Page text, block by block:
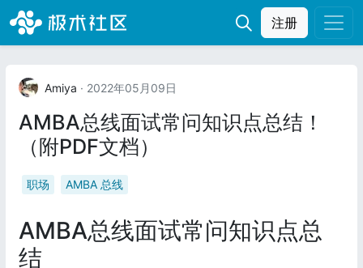
注册
Amiya · 2022年05月09日
AMBA总线面试常问知识点总结！
（附PDF文档）
职场 AMBA 总线
AMBA总线面试常问知识点总
结